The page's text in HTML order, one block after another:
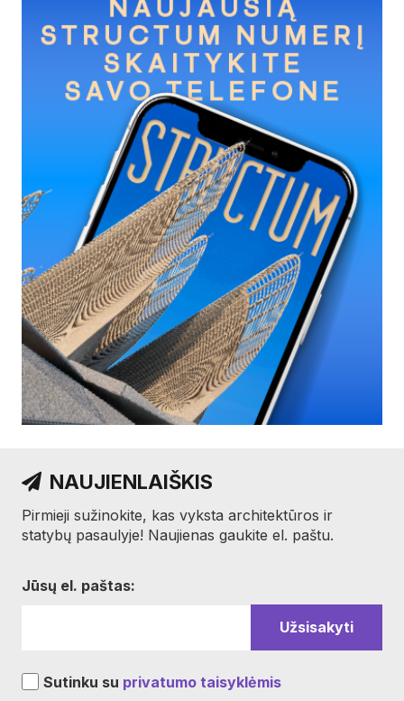
NAUJIENLAIŠKIS
Pirmieji sužinokite, kas vyksta architektūros ir
statybų pasaulyje! Naujienas gaukite el. paštu.
Jūsų el. paštas:
Sutinku su privatumo taisyklėmis